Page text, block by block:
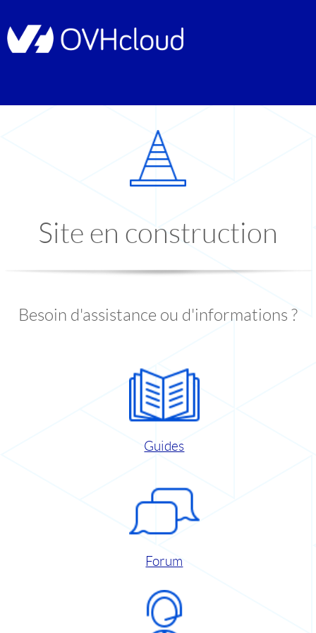
Site en construction
Besoin d'assistance ou d'informations ?
Guides
Forum